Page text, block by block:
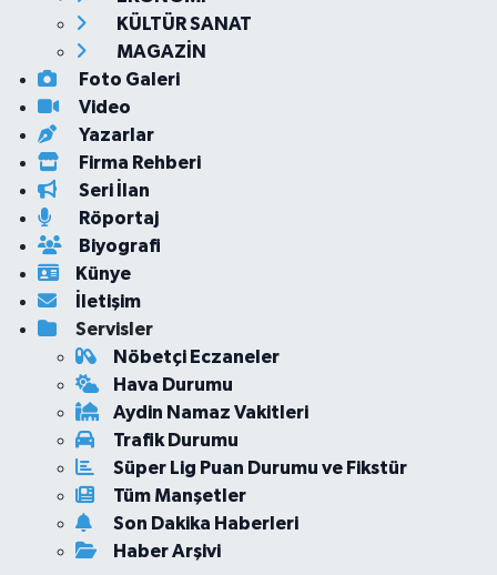
KÜLTÜR SANAT
MAGAZİN
Foto Galeri
Video
Yazarlar
Firma Rehberi
Seri İlan
Röportaj
Biyografi
Künye
İletişim
Servisler
Nöbetçi Eczaneler
Hava Durumu
Aydin Namaz Vakitleri
Trafik Durumu
Süper Lig Puan Durumu ve Fikstür
Tüm Manşetler
Son Dakika Haberleri
Haber Arşivi